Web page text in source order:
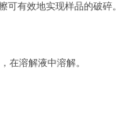
有效地实现样品的破碎。
在溶解液中溶解。